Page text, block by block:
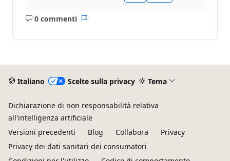
0 commenti
Nessun
Italiano Scelte sulla privacy Tema
Dichiarazione di non responsabilità relativa
all'intelligenza artificiale
Versioni precedenti
Blog Collabora
Privacy
Privacy dei dati sanitari dei consumatori